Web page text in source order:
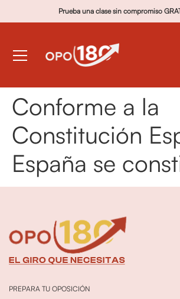
Prueba una clase sin compromiso
Conforme a la
Constitución
España se
PREPARA TU OPOSICIÓN